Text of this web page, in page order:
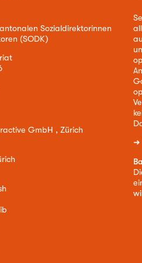
Sozialdirektorinnen
(SODK)
GmbH , Zürich
➜